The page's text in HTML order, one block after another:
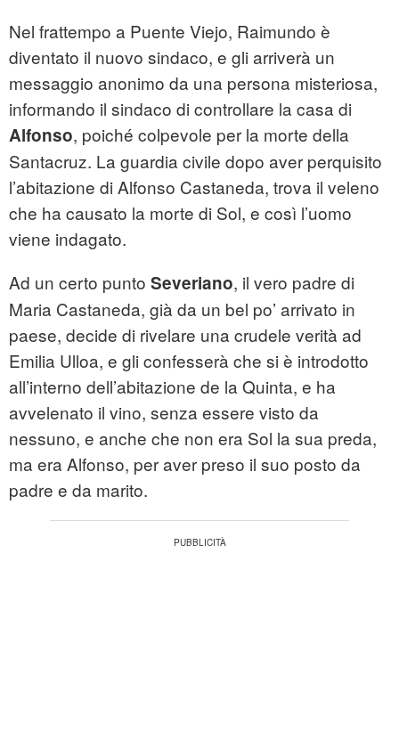
Nel frattempo a Puente Viejo, Raimundo è
diventato il nuovo sindaco, e gli arriverà un
messaggio anonimo da una persona misteriosa,
informando il sindaco di controllare la casa di
Alfonso, poiché colpevole per la morte della
Santacruz. La guardia civile dopo aver perquisito
l’abitazione di Alfonso Castaneda, trova il veleno
che ha causato la morte di Sol, e così l’uomo
viene indagato.
Ad un certo punto Severiano, il vero padre di
Maria Castaneda, già da un bel po’ arrivato in
paese, decide di rivelare una crudele verità ad
Emilia Ulloa, e gli confesserà che si è introdotto
all’interno dell’abitazione de la Quinta, e ha
avvelenato il vino, senza essere visto da
nessuno, e anche che non era Sol la sua preda,
ma era Alfonso, per aver preso il suo posto da
padre e da marito.